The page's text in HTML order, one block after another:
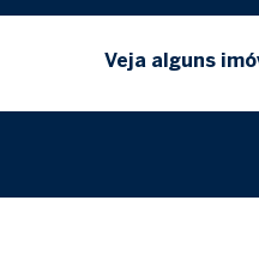
Veja alguns